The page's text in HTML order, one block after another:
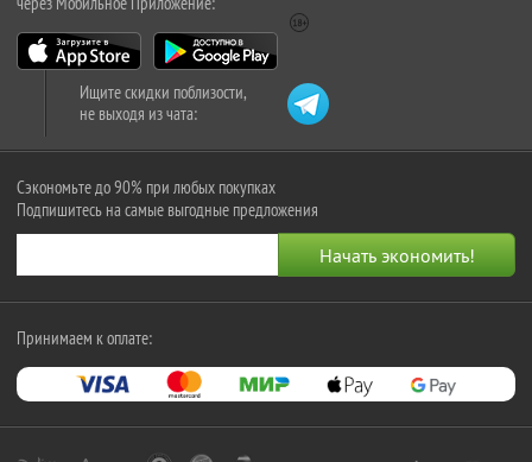
Ищите скидки поблизости,
не выходя из чата:
Сэкономьте до 90% при любых покупках
Подпишитесь на самые выгодные предложения
Принимаем к оплате: